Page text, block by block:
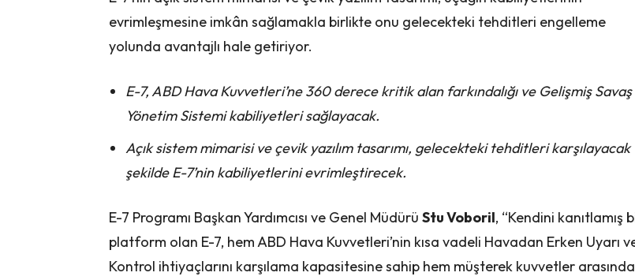
evrimleşmesine imkân sağlamakla birlikte onu gelecekteki tehditleri engelleme
yolunda avantajlı hale getiriyor.
E-7, ABD Hava Kuvvetleri’ne 360 derece kritik alan farkındalığı ve Gelişmiş Savaş
Yönetim Sistemi kabiliyetleri sağlayacak.
Açık sistem mimarisi ve çevik yazılım tasarımı, gelecekteki tehditleri karşılayacak
şekilde E-7’nin kabiliyetlerini evrimleştirecek.
E-7 Programı Başkan Yardımcısı ve Genel Müdürü Stu Voboril, “Kendini kanıtlamış
platform olan E-7, hem ABD Hava Kuvvetleri’nin kısa vadeli Havadan Erken Uyarı
Kontrol ihtiyaçlarını karşılama kapasitesine sahip hem müşterek kuvvetler arasında